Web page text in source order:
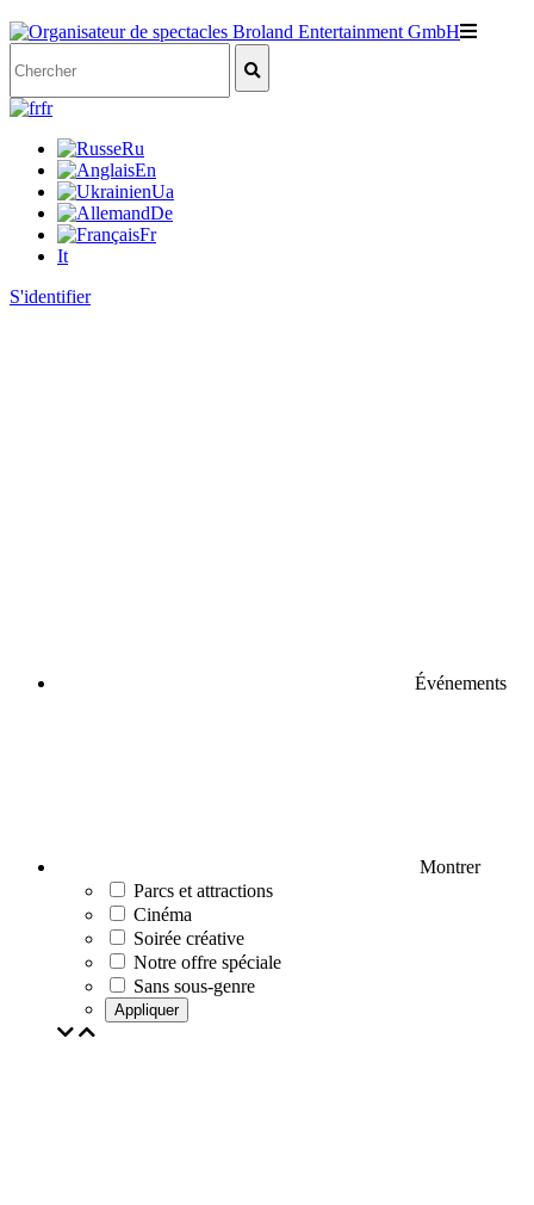
fr
Ru
En
Ua
De
Fr
It
S'identifier
Événements
Montrer
Parcs et attractions
Cinéma
Soirée créative
Notre offre spéciale
Sans sous-genre
Appliquer